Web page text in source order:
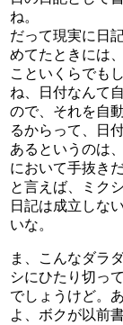
ね。
だって現実に日
めてたときには
こといくらでも
ね、日付なんて
ので、それを自
るからって、日
あるというのは
において手抜き
と言えば、ミク
日記は成立しな
いな。
ま、こんなダラ
シにひたり切っ
でしょうけど。
よ、ボクが以前